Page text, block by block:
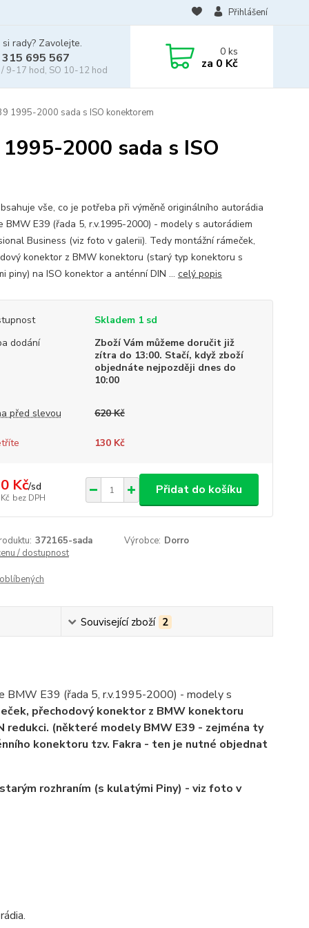
Přihlášení
rady? Zavolejte.
695 567
/ 9-17 hod, SO 10-12 hod
0ks
za 0 Kč
1995-2000 sada s ISO konektorem
2000 sada s ISO
vše, co je potřeba při výměně originálního autorádia
BMW E39 (řada 5, r.v.1995-2000) - modely s autorádiem
Business (viz foto v galerii). Tedy montážní rámeček,
konektor z BMW konektoru (starý typ konektoru s
piny) na ISO konektor a anténní DIN ... celý popis
Skladem 1 sd
dodání
Zboží Vám můžeme doručit již
zítra do 13:00. Stačí, když zboží
objednáte nejpozději dnes do
10:00
před slevou 620 Kč
130 Kč
Kč/sd
bez DPH
Přidat do košíku
372165-sada Výrobce: Dorro
/ dostupnost
Související zboží 2
BMW E39 (řada 5, r.v.1995-2000) - modely s
přechodový konektor z BMW konektoru
(některé modely BMW E39 - zejména ty
konektoru tzv. Fakra - ten je nutné objednat
rozhraním (s kulatými Piny) - viz foto v